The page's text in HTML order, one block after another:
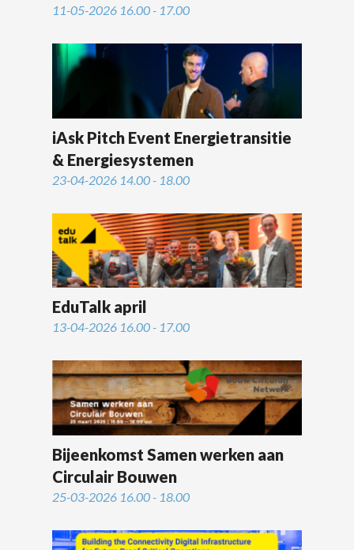
11-05-2026 16.00 - 17.00
iAsk Pitch Event Energietransitie
& Energiesystemen
23-04-2026 14.00 - 18.00
EduTalk april
13-04-2026 16.00 - 17.00
Bijeenkomst Samen werken aan
Circulair Bouwen
25-03-2026 16.00 - 18.00